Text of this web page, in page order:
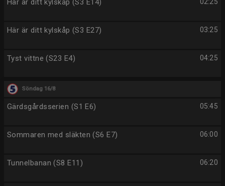
Här är ditt kylskåp (S3 E14)
03:25
Här är ditt kylskåp (S3 E27)
04:25
Tyst vittne (S23 E4)
Söndag 16/8
05:45
Gärdsgårdsserien (S1 E6)
06:00
Sommaren med släkten (S6 E7)
06:20
Tunnelbanan (S8 E11)